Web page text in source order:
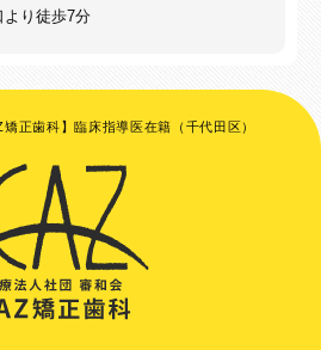
より徒歩7分
正歯科】臨床指導医在籍（千代田区）